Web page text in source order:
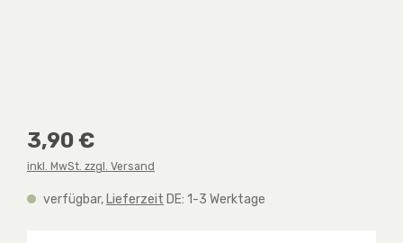
Regulärer Preis:
3,90 €
inkl. MwSt. zzgl. Versand
verfügbar, Lieferzeit DE: 1-3 Werktage